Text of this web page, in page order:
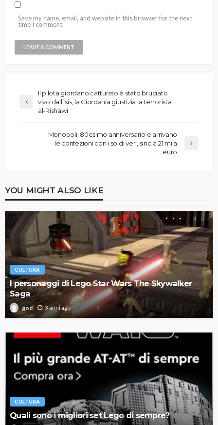
Save my name, email, and website in this browser for the next
time I comment.
Il pilota giordano catturato è stato bruciato
vivo dall’Isis, la Giordania giustizia la terrorista
al-Rishawi
Monopoli: 80esimo anniversario e arrivano
le confezioni con i soldi veri, sino a 21 mila
euro
YOU MIGHT ALSO LIKE
CULTURA
I personaggi di Lego Star Wars The Skywalker
Saga
god 3 anni ago
CULTURA
Quali sono i migliori set Lego di sempre?